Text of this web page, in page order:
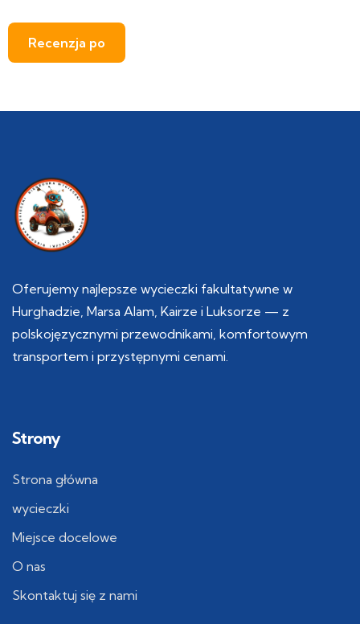
Oferujemy najlepsze wycieczki fakultatywne w
Hurghadzie, Marsa Alam, Kairze i Luksorze — z
polskojęzycznymi przewodnikami, komfortowym
transportem i przystępnymi cenami.
Strony
Strona główna
wycieczki
Miejsce docelowe
O nas
Skontaktuj się z nami